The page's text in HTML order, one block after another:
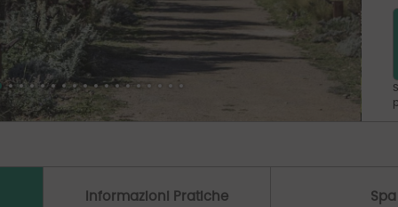
Informazioni Pratiche Spa